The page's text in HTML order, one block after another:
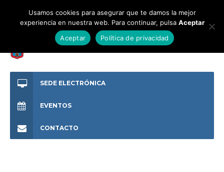
SEDE ELECTRÓNICA
EVENTOS
CONTACTO
Usamos cookies para asegurar que te damos la mejor
experiencia en nuestra web. Para continuar, pulsa Aceptar
Aceptar
Política de privacidad